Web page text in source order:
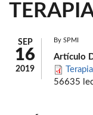
SEP
16
2019
By SPMI
Artículo
56635